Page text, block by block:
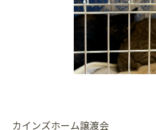
カインズホーム譲渡会